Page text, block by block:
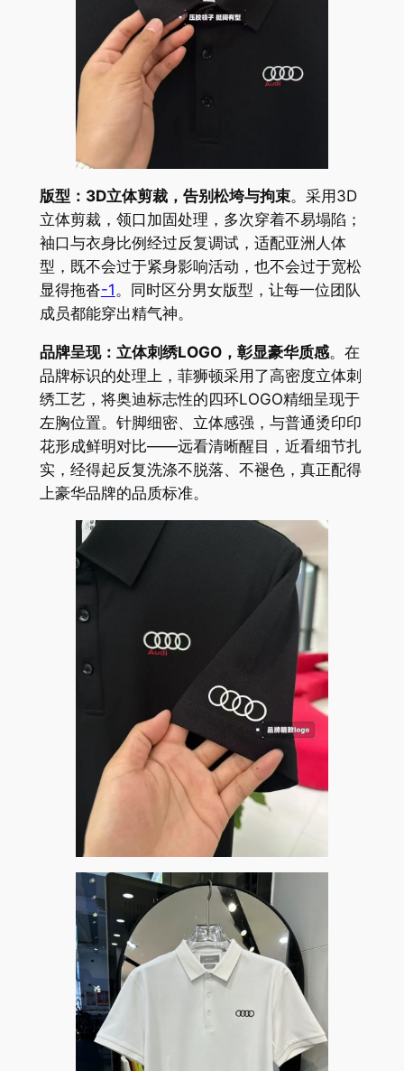
版型：3D立体剪裁，告别松垮与拘束。采用3D
立体剪裁，领口加固处理，多次穿着不易塌陷；
袖口与衣身比例经过反复调试，适配亚洲人体
型，既不会过于紧身影响活动，也不会过于宽松
显得拖沓-1 。同时区分男女版型，让每一位团队
成员都能穿出精气神。
品牌呈现：立体刺绣LOGO，彰显豪华质感。在
品牌标识的处理上，菲狮顿采用了高密度立体刺
绣工艺，将奥迪标志性的四环LOGO精细呈现于
左胸位置。针脚细密、立体感强，与普通烫印印
花形成鲜明对比——远看清晰醒目，近看细节扎
实，经得起反复洗涤不脱落、不褪色，真正配得
上豪华品牌的品质标准。